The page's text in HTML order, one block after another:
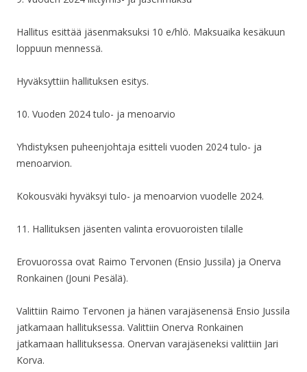
Hallitus esittää jäsenmaksuksi 10 e/hlö. Maksuaika kesäkuun
loppuun mennessä.
Hyväksyttiin hallituksen esitys.
10. Vuoden 2024 tulo- ja menoarvio
Yhdistyksen puheenjohtaja esitteli vuoden 2024 tulo- ja
menoarvion.
Kokousväki hyväksyi tulo- ja menoarvion vuodelle 2024.
11. Hallituksen jäsenten valinta erovuoroisten tilalle
Erovuorossa ovat Raimo Tervonen (Ensio Jussila) ja Onerva
Ronkainen (Jouni Pesälä).
Valittiin Raimo Tervonen ja hänen varajäsenensä Ensio Jussila
jatkamaan hallituksessa. Valittiin Onerva Ronkainen
jatkamaan hallituksessa. Onervan varajäseneksi valittiin Jari
Korva.